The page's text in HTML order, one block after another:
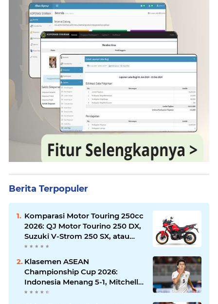
Berita Terpopuler
Komparasi Motor Touring 250cc
2026: QJ Motor Tourino 250 DX,
Suzuki V-Strom 250 SX, atau
Kawasaki Versys-X 250?
Klasemen ASEAN
Championship Cup 2026:
Indonesia Menang 5-1, Mitchell
Baker Hattrick dan Puncaki Top